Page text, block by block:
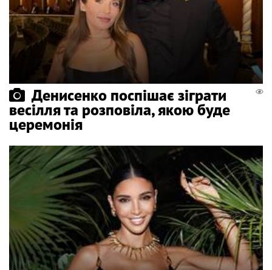
Денисенко поспішає зіграти
весілля та розповіла, якою буде
церемонія